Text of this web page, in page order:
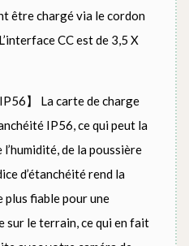
être chargé via le cordon
CC est de 3,5 X
】 La carte de charge
IP56, ce qui peut la
de la poussière
d’étanchéité rend la
plus fiable pour une
sur le terrain, ce qui en fait